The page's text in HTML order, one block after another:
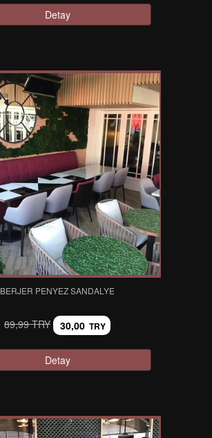
Detay
BERJER PENYEZ SANDALYE
89,99 TRY 30,00 TRY
Detay